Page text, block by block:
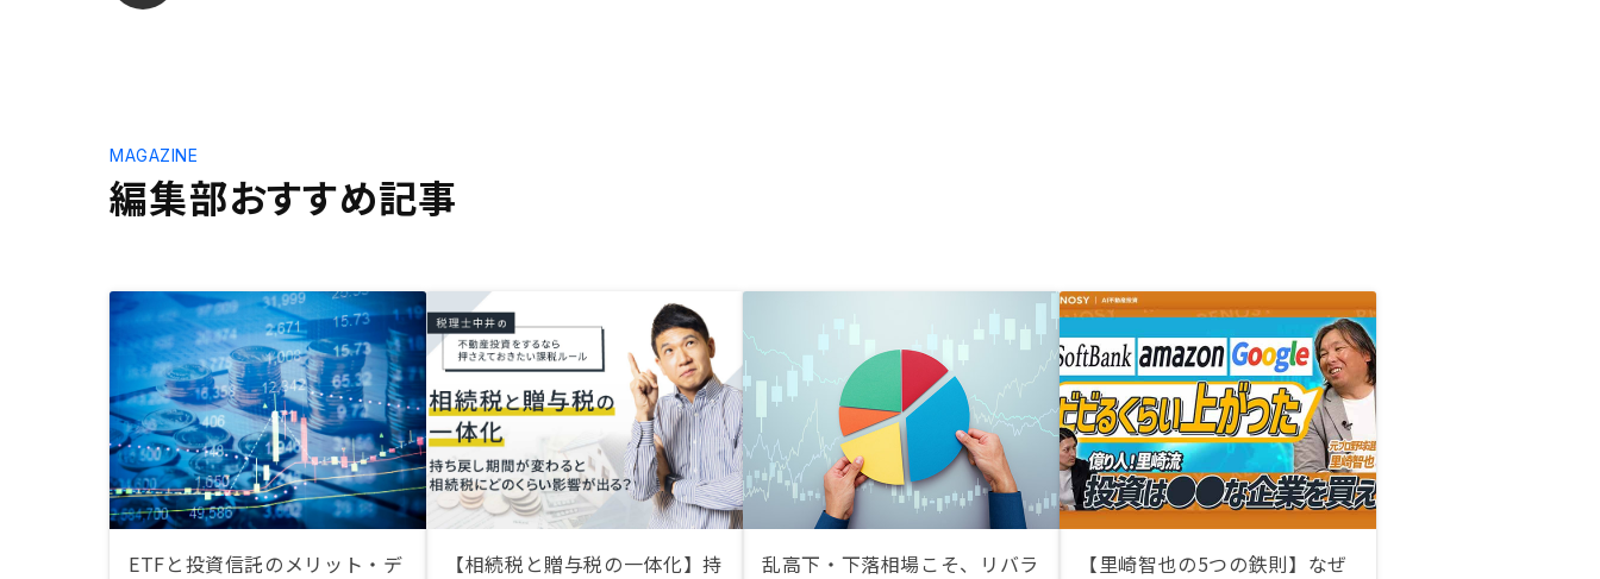
編集部おすすめ記事
MAGAZINE
ETFと投資信託のメリット・デ
【相続税と贈与税の一体化】持
乱高下・下落相場こそ、リバラ
【里崎智也の5つの鉄則】なぜ